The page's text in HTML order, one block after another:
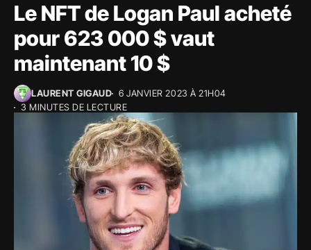
Le NFT de Logan Paul acheté
pour 623 000 $ vaut
maintenant 10 $
LAURENT GIGAUD
6 JANVIER 2023 À 21H04
3 MINUTES DE LECTURE